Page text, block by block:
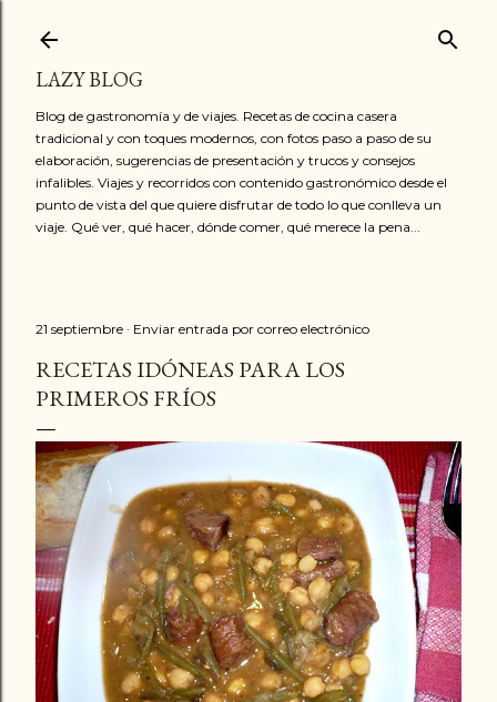
LAZY BLOG
Blog de gastronomía y de viajes. Recetas de cocina casera
tradicional y con toques modernos, con fotos paso a paso de su
elaboración, sugerencias de presentación y trucos y consejos
infalibles. Viajes y recorridos con contenido gastronómico desde el
punto de vista del que quiere disfrutar de todo lo que conlleva un
viaje. Qué ver, qué hacer, dónde comer, qué merece la pena...
21 septiembre Enviar entrada por correo electrónico
RECETAS IDÓNEAS PARA LOS
PRIMEROS FRÍOS